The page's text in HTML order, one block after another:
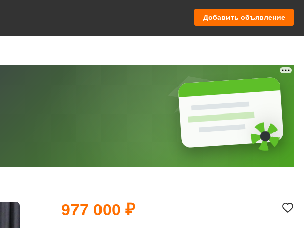
Добавить объявление
977 000